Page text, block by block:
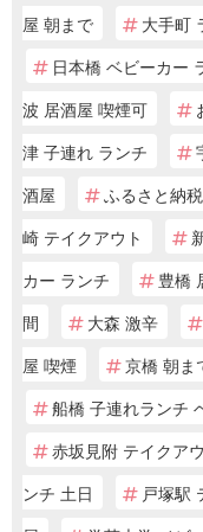
屋 朝まで
大手町
日本橋 ベビーカー
波 居酒屋 喫煙可
津 子連れ ランチ
酒屋
ふるさと納
崎 テイクアウト
カー ランチ
豊橋
間
大森 激辛
屋 喫煙
京橋 朝ま
船橋 子連れランチ
赤坂見附 テイクア
ンチ 土日
戸塚駅